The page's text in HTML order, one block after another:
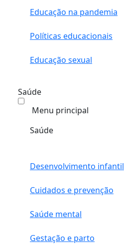
Educação na pandemia
Políticas educacionais
Educação sexual
Saúde
Menu principal
Saúde
Desenvolvimento infantil
Cuidados e prevenção
Saúde mental
Gestação e parto